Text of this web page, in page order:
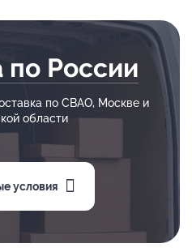
по России
по СВАО, Москве и
области
условия